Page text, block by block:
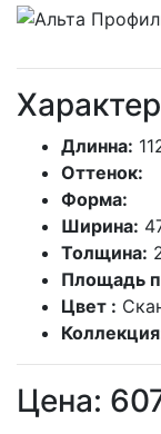
Длинна:
Оттенок:
Форма:
Ширина:
Толщина:
Площадь
Цвет :
Цена: